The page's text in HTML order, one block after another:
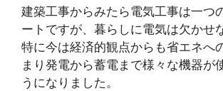
建築工事からみたら電気工事は一つ
ートですが、暮らしに電気は欠かせ
特に今は経済的観点からも省エネへ
まり発電から蓄電まで様々な機器が
うになりました。